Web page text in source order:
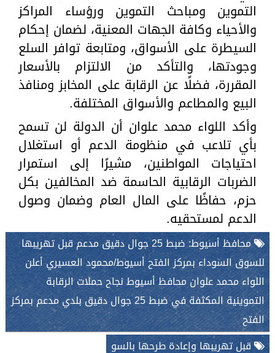
التموين ومباحث التموين ورؤساء المراكز
والأحياء وكافة الجهات المعنية، لضمان إحكام
السيطرة على الأسواق، ومتابعة توافر السلع
وجودتها، والتأكد من الالتزام بالأسعار
المقررة، فضلًا عن الرقابة على المخابز ومنافذ
البيع والمطاعم والأسواق المختلفة.
وأكد اللواء محمد علوان أن الدولة لن تسمح
بأي تلاعب في منظومة الدعم أو استغلال
احتياجات المواطنين، مشيرًا إلى استمرار
الضربات الرقابية الحاسمة ضد المخالفين بكل
حزم، حفاظًا على المال العام وضمان وصول
الدعم لمستحقيه.
محافظ أسيوط: ضبط 25 جوال دقيق مدعم قبل تهريبها
للسوق السوداء بمركز الفتح أسيوط/محمود العسيري أعلن
اللواء محمد علوان محافظ أسيوط نجاح حملات الرقابة
التموينية المكثفة في ضبط 25 جوال دقيق بلدي مدعم بمركز
الفتح
قبل تهريبها وإعادة طرحها بالسو